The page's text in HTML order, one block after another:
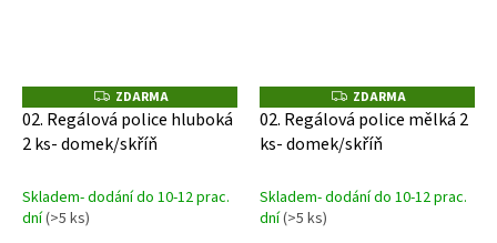
Z
D
A
R
M
ZDARMA
02. Regálová police hluboká
2 ks- domek/skříň
Skladem- dodání do 10-12 prac.
dní(>5 ks)
Z
D
A
R
ZDARMA
02. Regálová police mělká 2
ks- domek/skříň
Skladem- dodání do 10-12 prac.
dní(>5 ks)